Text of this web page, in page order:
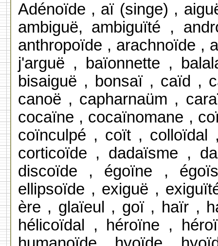
Adénoïde , aï (singe) ,
ambiguë, ambiguïté ,
anthropoïde , arachnoïde ,
j'arguë , baïonnette ,
bisaiguë , bonsaï , caïd ,
canoë , capharnaüm ,
cocaïne , cocaïnomane ,
coïnculpé , coït , colloïdal
corticoïde , dadaïsme ,
discoïde , égoïne ,
ellipsoïde , exiguë ,
ère , glaïeul , goï , haïr ,
hélicoïdal , héroïne ,